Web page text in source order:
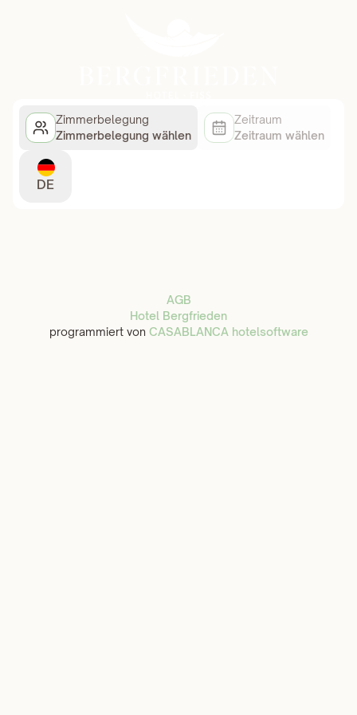
Zimmerbelegung
Zimmerbelegung wählen
Zeitraum
Zeitraum wählen
DE
AGB
Hotel Bergfrieden
programmiert von CASABLANCA hotelsoftware